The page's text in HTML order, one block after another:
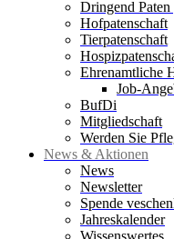
Dringend Paten
Hofpatenschaft
Tierpatenschaft
Ehrenamtliche
Job-
BufDi
Mitgliedschaft
Werden Sie
News & Aktionen
News
Newsletter
Spende
Jahreskalender
Wissenswertes